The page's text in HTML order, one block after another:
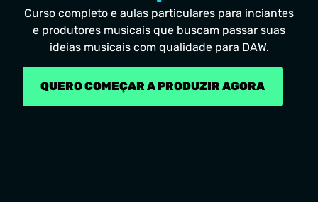
Curso completo e aulas particulares para inciantes
e produtores musicais que buscam passar suas
ideias musicais com qualidade para DAW.
QUERO COMEÇAR A PRODUZIR AGORA